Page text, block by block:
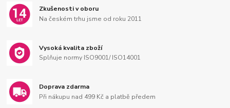
Zkušenosti v oboru
Na českém trhu jsme od roku 2011
Vysoká kvalita zboží
Splňuje normy ISO9001/ ISO14001
Doprava zdarma
Při nákupu nad 499 Kč a platbě předem